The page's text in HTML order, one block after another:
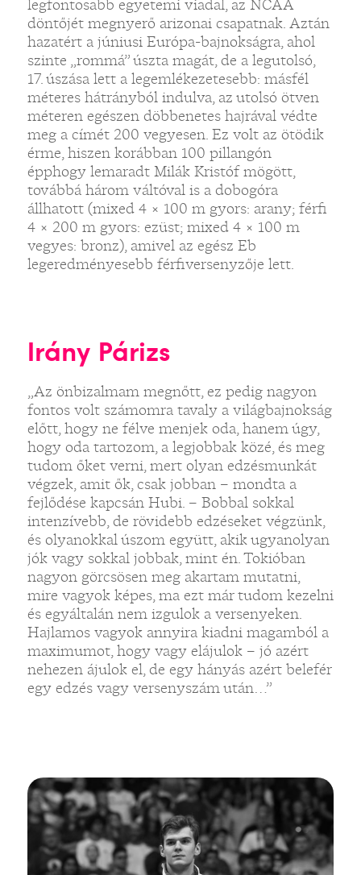
legfontosabb egyetemi viadal, az NCAA
döntőjét megnyerő arizonai csapatnak. Aztán
hazatért a júniusi Európa-bajnokságra, ahol
szinte „rommá” úszta magát, de a legutolsó,
17. úszása lett a legemlékezetesebb: másfél
méteres hátrányból indulva, az utolsó ötven
méteren egészen döbbenetes hajrával védte
meg a címét 200 vegyesen. Ez volt az ötödik
érme, hiszen korábban 100 pillangón
épphogy lemaradt Milák Kristóf mögött,
továbbá három váltóval is a dobogóra
állhatott (mixed 4 × 100 m gyors: arany; férfi
4 × 200 m gyors: ezüst; mixed 4 × 100 m
vegyes: bronz), amivel az egész Eb
legeredményesebb férfiversenyzője lett.
Irány Párizs
„Az önbizalmam megnőtt, ez pedig nagyon
fontos volt számomra tavaly a világbajnokság
előtt, hogy ne félve menjek oda, hanem úgy,
hogy oda tartozom, a legjobbak közé, és meg
tudom őket verni, mert olyan edzésmunkát
végzek, amit ők, csak jobban – mondta a
fejlődése kapcsán Hubi. – Bobbal sokkal
intenzívebb, de rövidebb edzéseket végzünk,
és olyanokkal úszom együtt, akik ugyanolyan
jók vagy sokkal jobbak, mint én. Tokióban
nagyon görcsösen meg akartam mutatni,
mire vagyok képes, ma ezt már tudom kezelni
és egyáltalán nem izgulok a versenyeken.
Hajlamos vagyok annyira kiadni magamból a
maximumot, hogy vagy elájulok – jó azért
nehezen ájulok el, de egy hányás azért belefér
egy edzés vagy versenyszám után…”